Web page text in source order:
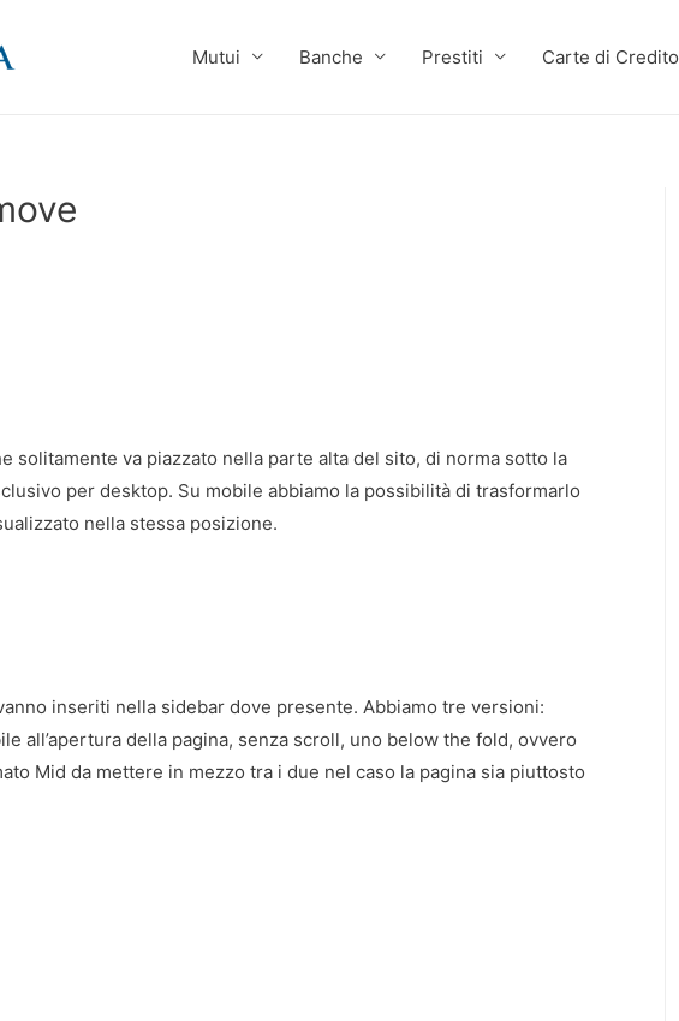
Mutui Banche Prestiti Carte di Credito
solitamente va piazzato nella parte alta del sito, di norma sotto la
per desktop. Su mobile abbiamo la possibilità di trasformarlo
nella stessa posizione.
inseriti nella sidebar dove presente. Abbiamo tre versioni:
all’apertura della pagina, senza scroll, uno below the fold, ovvero
Mid da mettere in mezzo tra i due nel caso la pagina sia piuttosto